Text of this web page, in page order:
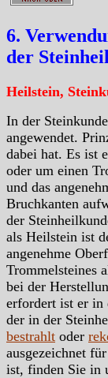
6.
der
Heilstein,
In der
angewendet.
dabei hat. Es ist
oder um einen
und das
Bruchkanten
der
als Heilstein ist
angenehme
Trommelsteines
bei der
erfordert ist er in
der in der
bestrahlt oder
ausgezeichnet
ist, finden Sie in